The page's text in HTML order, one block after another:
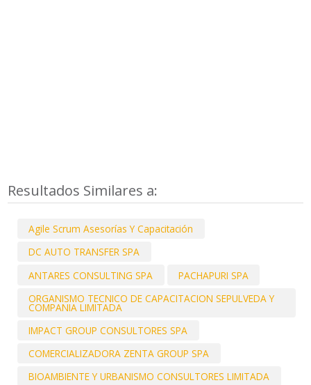
Resultados Similares a:
Agile Scrum Asesorías Y Capacitación
DC AUTO TRANSFER SPA
ANTARES CONSULTING SPA
PACHAPURI SPA
ORGANISMO TECNICO DE CAPACITACION SEPULVEDA Y
COMPANIA LIMITADA
IMPACT GROUP CONSULTORES SPA
COMERCIALIZADORA ZENTA GROUP SPA
BIOAMBIENTE Y URBANISMO CONSULTORES LIMITADA